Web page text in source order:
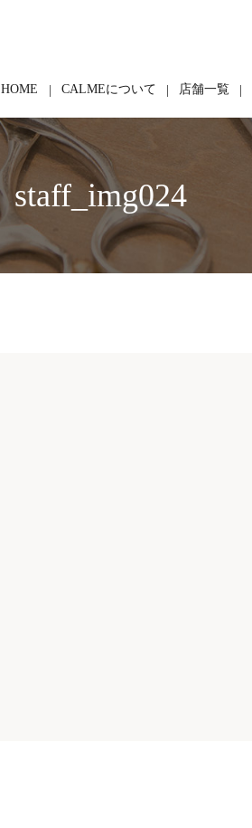
HOME CALMEについて 店舗一覧
staff_img024